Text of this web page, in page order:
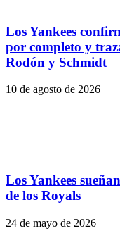
Los Yankees
por completo y
Rodón y Schmidt
10 de agosto de 2026
Los Yankees
de los Royals
24 de mayo de 2026